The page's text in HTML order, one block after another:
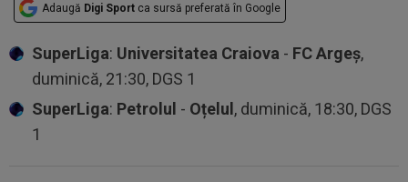
Adaugă Digi Sport ca sursă preferată în Google
SuperLiga: Universitatea Craiova - FC Argeș,
duminică, 21:30, DGS 1
SuperLiga: Petrolul - Oțelul, duminică, 18:30, DGS
1